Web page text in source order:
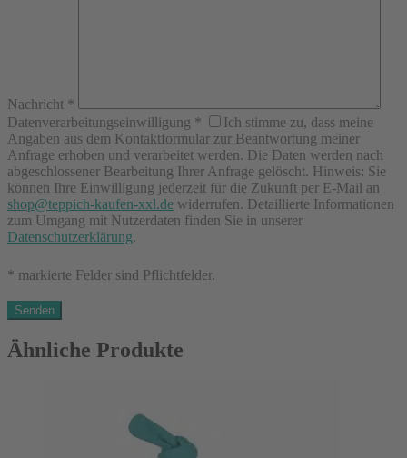
Nachricht *
Datenverarbeitungseinwilligung *
Ich stimme zu, dass meine
Angaben aus dem Kontaktformular zur Beantwortung meiner
Anfrage erhoben und verarbeitet werden. Die Daten werden nach
abgeschlossener Bearbeitung Ihrer Anfrage gelöscht. Hinweis: Sie
können Ihre Einwilligung jederzeit für die Zukunft per E-Mail an
shop@teppich-kaufen-xxl.de widerrufen. Detaillierte Informationen
zum Umgang mit Nutzerdaten finden Sie in unserer
Datenschutzerklärung.
* markierte Felder sind Pflichtfelder.
Ähnliche Produkte